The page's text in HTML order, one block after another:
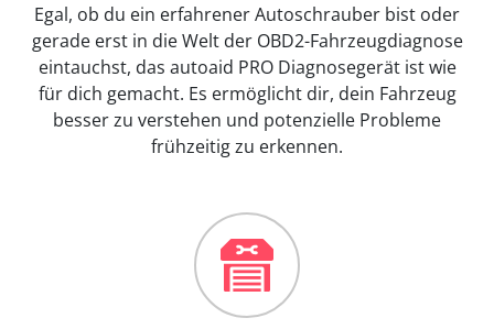
Egal, ob du ein erfahrener Autoschrauber bist oder
gerade erst in die Welt der OBD2-Fahrzeugdiagnose
eintauchst, das autoaid PRO Diagnosegerät ist wie
für dich gemacht. Es ermöglicht dir, dein Fahrzeug
besser zu verstehen und potenzielle Probleme
frühzeitig zu erkennen.